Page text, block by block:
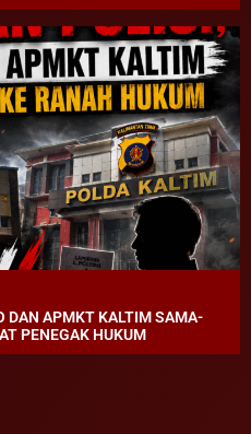
DAN APMKT KALTIM SAMA-
PENEGAK HUKUM